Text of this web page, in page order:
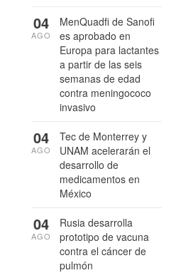
MenQuadfi de Sanofi
es aprobado en
Europa para lactantes
a partir de las seis
semanas de edad
contra meningococo
invasivo
04
AGO
Tec de Monterrey y
UNAM acelerarán el
desarrollo de
medicamentos en
México
04
AGO
Rusia desarrolla
prototipo de vacuna
contra el cáncer de
pulmón
04
AGO